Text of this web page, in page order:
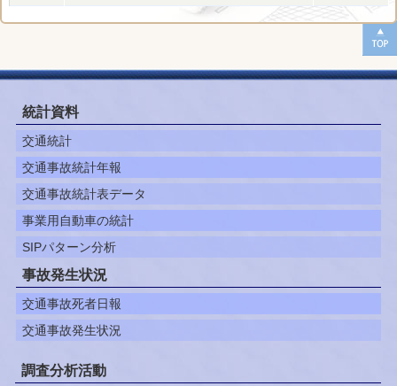
統計資料
交通統計
交通事故統計年報
交通事故統計表データ
事業用自動車の統計
SIPパターン分析
事故発生状況
交通事故死者日報
交通事故発生状況
調査分析活動